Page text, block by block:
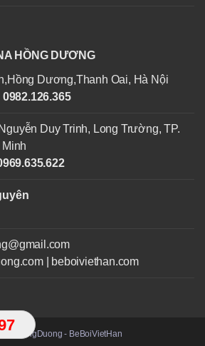
HỒNG DƯƠNG
Dương,Thanh Oai, Hà Nội
Duy Trinh, Long Trường, TP.
| beboiviethan.com
- BeBoiVietHan